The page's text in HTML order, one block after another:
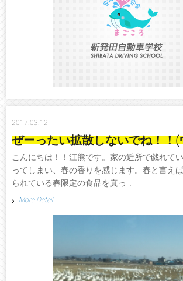
2017.03.12
ぜーったい拡散しないでね！！(
こんにちは！！江熊です。家の近所で戯れて
ってしまい、春の香りを感じます。春と言え
られている春限定の食品を真っ...
More Detail